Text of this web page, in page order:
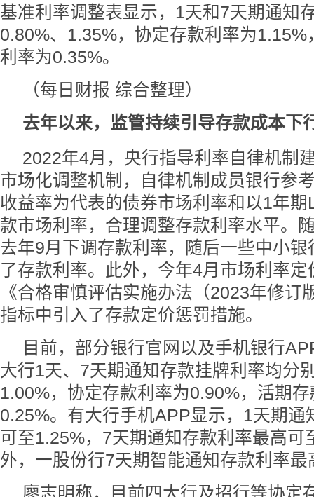
基准利率调整表显示，1天和7天期通知
0.80%、1.35%，协定存款利率为1.15%
利率为0.35%。
（每日财报 综合整理）
去年以来，监管持续引导存款成本下
2022年4月，央行指导利率自律机制
市场化调整机制，自律机制成员银行参
收益率为代表的债券市场利率和以1年
款市场利率，合理调整存款利率水平。
去年9月下调存款利率，随后一些中小
了存款利率。此外，今年4月市场利率
《合格审慎评估实施办法（2023年修订
指标中引入了存款定价惩罚措施。
目前，部分银行官网以及手机银行
大行1天、7天期通知存款挂牌利率均分
1.00%，协定存款利率为0.90%，活期
0.25%。有大行手机APP显示，1天期通
可至1.25%，7天期通知存款利率最高可
外，一股份行7天期智能通知存款利率最
廖志明称，目前四大行及招行等协定